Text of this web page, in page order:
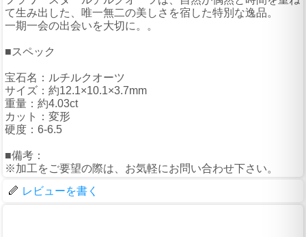
て生み出した、唯一無二の美しさを宿した特別な逸品。
一期一会の出会いを大切に。。
■スペック
宝石名：ルチルクオーツ
サイズ：約12.1×10.1×3.7mm
重量：約4.03ct
カット：変形
硬度：6-6.5
■備考：
※加工をご要望の際は、お気軽にお問い合わせ下さい。
レビューを書く